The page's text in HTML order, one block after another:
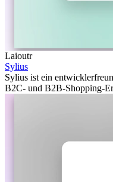
Laioutr
Sylius
Sylius ist ein
B2C- und B2B-Shopping-